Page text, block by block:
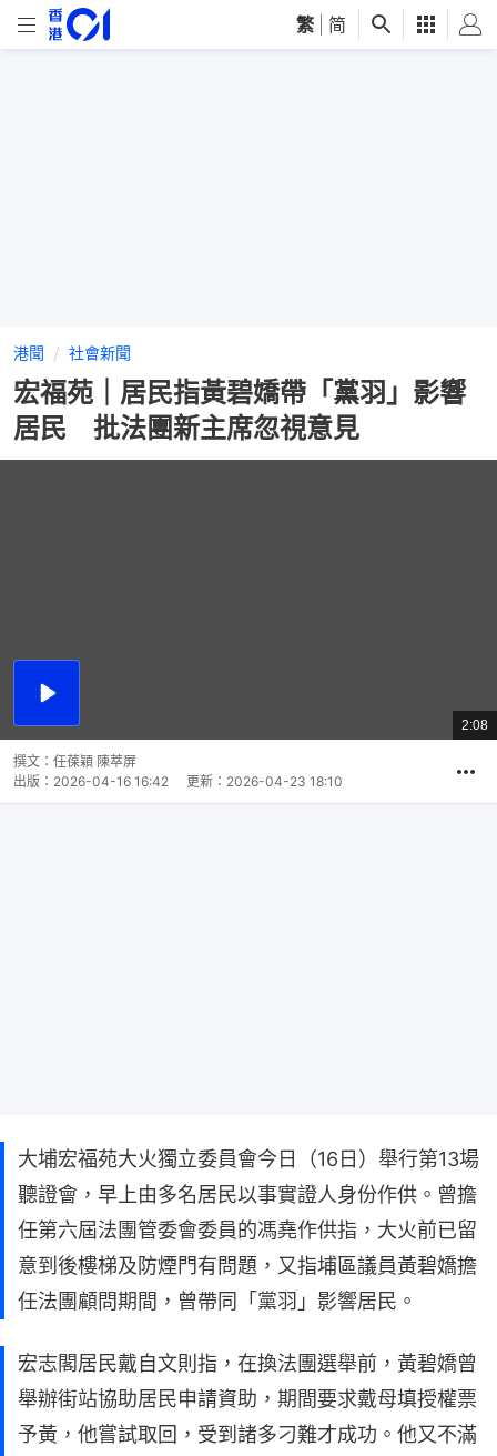
繁 简
港聞 社會新聞
宏福苑｜居民指黃碧嬌帶「黨羽」影響
居民 批法團新主席忽視意見
播
總
共
2:08
撰文： 任葆穎 陳萃屏
出版： 2026-04-16 16:42 更新： 2026-04-23 18:10
大埔宏福苑大火獨立委員會今日（16日）舉行第13場
聽證會，早上由多名居民以事實證人身份作供。曾擔
任第六屆法團管委會委員的馮堯作供指，大火前已留
意到後樓梯及防煙門有問題，又指埔區議員黃碧嬌擔
任法團顧問期間，曾帶同「黨羽」影響居民。
宏志閣居民戴自文則指，在換法團選舉前，黃碧嬌曾
舉辦街站協助居民申請資助，期間要求戴母填授權票
予黃，他嘗試取回，受到諸多刁難才成功。他又不滿